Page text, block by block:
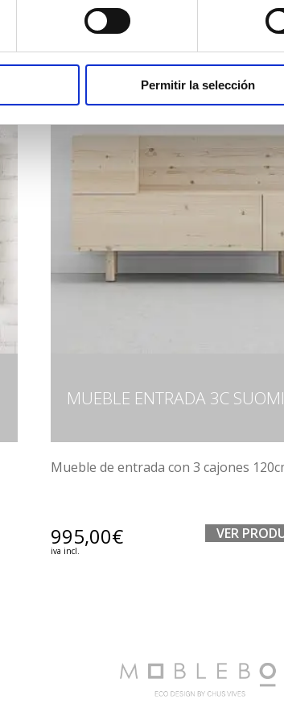
Permitir la selección
PRODUCTOS
MUEBLE ENTRADA 3C
Mueble de entrada con 3 cajones
995,00€
iva incl.
VER